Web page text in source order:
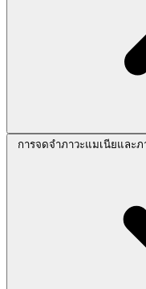
การจดจำภาวะแมเนียและ